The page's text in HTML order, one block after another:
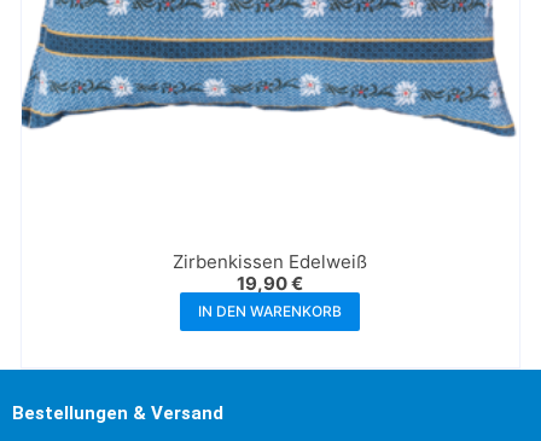
Zirbenkissen Edelweiß
19,90€
IN DEN WARENKORB
Bestellungen & Versand